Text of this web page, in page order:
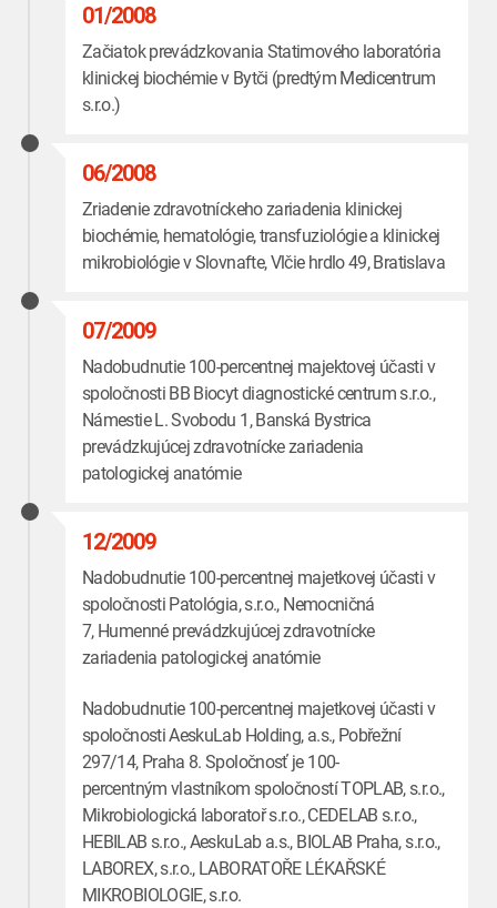
01/2008
Začiatok prevádzkovania Statimového laboratória
klinickej biochémie v Bytči (predtým Medicentrum
s.r.o.)
06/2008
Zriadenie zdravotníckeho zariadenia klinickej
biochémie, hematológie, transfuziológie a klinickej
mikrobiológie v Slovnafte, Vlčie hrdlo 49, Bratislava
07/2009
Nadobudnutie 100-percentnej majektovej účasti v
spoločnosti BB Biocyt diagnostické centrum s.r.o.,
Námestie L. Svobodu 1, Banská Bystrica
prevádzkujúcej zdravotnícke zariadenia
patologickej anatómie
12/2009
Nadobudnutie 100-percentnej majetkovej účasti v
spoločnosti Patológia, s.r.o., Nemocničná
7, Humenné prevádzkujúcej zdravotnícke
zariadenia patologickej anatómie
Nadobudnutie 100-percentnej majetkovej účasti v
spoločnosti AeskuLab Holding, a.s., Pobřežní
297/14, Praha 8. Spoločnosť je 100-
percentným vlastníkom spoločností TOPLAB, s.r.o.,
Mikrobiologická laboratoř s.r.o., CEDELAB s.r.o.,
HEBILAB s.r.o., AeskuLab a.s., BIOLAB Praha, s.r.o.,
LABOREX, s.r.o., LABORATOŘE LÉKAŘSKÉ
MIKROBIOLOGIE, s.r.o.